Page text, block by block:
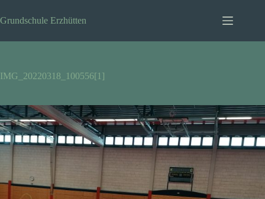
Inhalt
springen
Grundschule Erzhütten
IMG_20220318_100556[1]